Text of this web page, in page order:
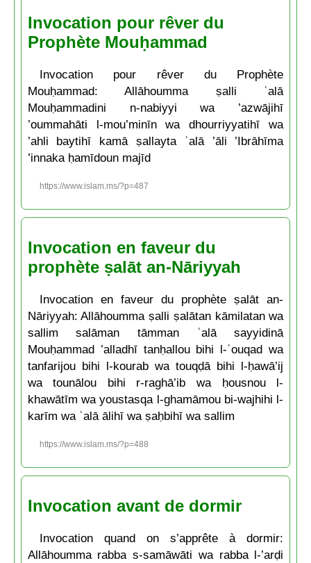
Invocation pour rêver du
Prophète Mouḥammad
Invocation pour rêver du Prophète
Mouḥammad: Allāhoumma ṣalli ʿalā
Mouḥammadini n-nabiyyi wa ’azwājihī
’oummahāti l-mou’minīn wa dhourriyyatihī wa
’ahli baytihī kamā ṣallayta ʿalā ’āli ’Ibrāhīma
’innaka ḥamīdoun majīd
https://www.islam.ms/?p=487
Invocation en faveur du
prophète ṣalāt an-Nāriyyah
Invocation en faveur du prophète ṣalāt an-
Nāriyyah: Allāhoumma ṣalli ṣalātan kāmilatan wa
sallim salāman tāmman ʿalā sayyidinā
Mouḥammad ’alladhī tanḥallou bihi l-ʿouqad wa
tanfarijou bihi l-kourab wa touqḍā bihi l-ḥawā’ij
wa tounālou bihi r-raghā’ib wa ḥousnou l-
khawātīm wa youstasqa l-ghamāmou bi-wajhihi l-
karīm wa ʿalā ālihī wa ṣaḥbihī wa sallim
https://www.islam.ms/?p=488
Invocation avant de dormir
Invocation quand on s’apprête à dormir:
Allāhoumma rabba s-samāwāti wa rabba l-’arḍi